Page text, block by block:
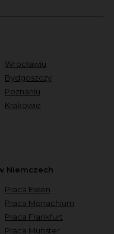
Wrocławiu
Bydgoszczy
Poznaniu
Krakowie
Niemczech
Praca Essen
Praca Monachium
Praca Frankfurt
Praca Munster